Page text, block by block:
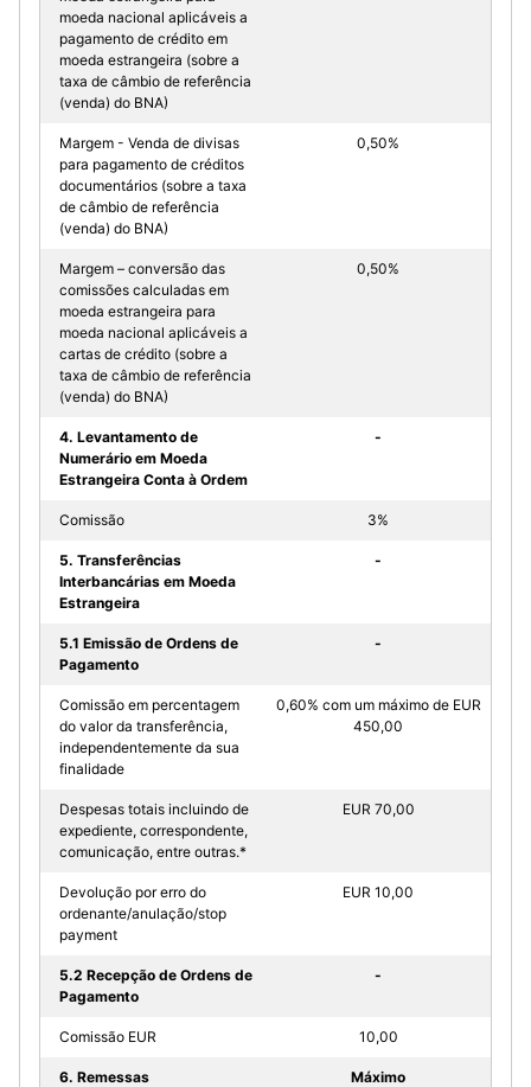
moeda nacional aplicáveis a
pagamento de crédito em
moeda estrangeira (sobre a
taxa de câmbio de referência
(venda) do BNA)
Margem - Venda de divisas
para pagamento de créditos
documentários (sobre a taxa
de câmbio de referência
(venda) do BNA)
0,50%
Margem – conversão das
comissões calculadas em
moeda estrangeira para
moeda nacional aplicáveis a
cartas de crédito (sobre a
taxa de câmbio de referência
(venda) do BNA)
0,50%
4. Levantamento de
Numerário em Moeda
Estrangeira Conta à Ordem
-
Comissão 3%
5. Transferências
Interbancárias em Moeda
Estrangeira
-
5.1 Emissão de Ordens de
Pagamento
-
Comissão em percentagem
do valor da transferência,
independentemente da sua
finalidade
0,60% com um máximo de EUR
450,00
Despesas totais incluindo de
expediente, correspondente,
comunicação, entre outras.*
EUR 70,00
Devolução por erro do
ordenante/anulação/stop
payment
EUR 10,00
5.2 Recepção de Ordens de
Pagamento
-
Comissão EUR 10,00
6. Remessas
Máximo